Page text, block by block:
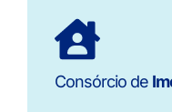
Consórcio de